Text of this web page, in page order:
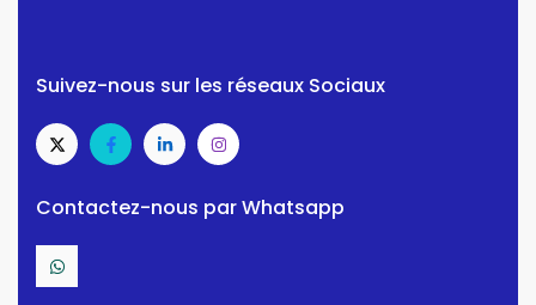
Suivez-nous sur les réseaux Sociaux
Contactez-nous par Whatsapp